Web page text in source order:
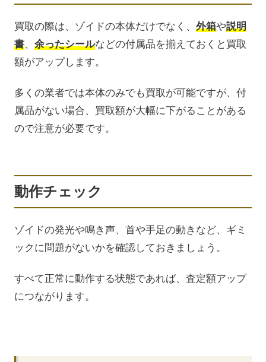
買取の際は、ゾイドの本体だけでなく、 外箱や説明
書、 余ったシールなどの付属品を揃えておくと買取
額がアップします。
多くの業者では本体のみでも買取が可能ですが、付
属品がない場合、買取額が大幅に下がることがある
ので注意が必要です。
動作チェック
ゾイドの発光や鳴き声、首や手足の動きなど、ギミ
ックに問題がないかを確認しておきましょう。
すべて正常に動作する状態であれば、査定額アップ
につながります。